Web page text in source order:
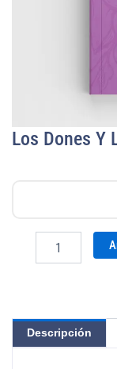
Los Dones Y
Dones
del
Espíritu
Santo
Descripción